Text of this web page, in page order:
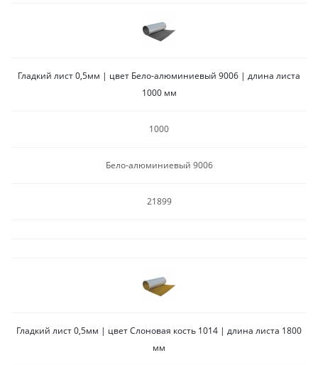
Гладкий лист 0,5мм | цвет Бело-алюминиевый 9006 | длина листа
1000 мм
1000
Бело-алюминиевый 9006
21899
Гладкий лист 0,5мм | цвет Слоновая кость 1014 | длина листа 1800
мм